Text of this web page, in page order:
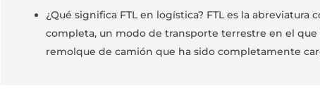
¿Qué significa FTL en logística? FTL es la abreviatura
completa, un modo de transporte terrestre en el que
remolque de camión que ha sido completamente